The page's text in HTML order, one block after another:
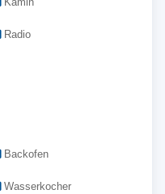
Radio
Backofen
Wasserkocher